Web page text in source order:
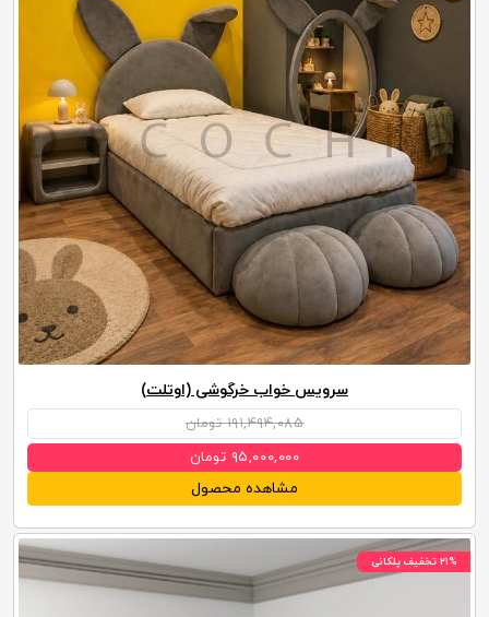
سرویس خواب خرگوشی (اوتلت)
۱۹۱,۴۹۴,۰۸۵ تومان
۹۵,۰۰۰,۰۰۰ تومان
مشاهده محصول
۲۱% تخفیف پلکانی